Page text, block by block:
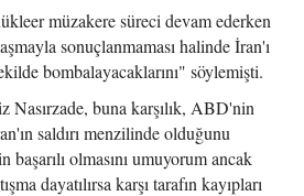
müzakere süreci devam ederken
sonuçlanmaması halinde İran'ı
bombalayacaklarını" söylemişti.
Nasırzade, buna karşılık, ABD'nin
saldırı menzilinde olduğunu
olmasını umuyorum ancak
dayatılırsa karşı tarafın kayıpları